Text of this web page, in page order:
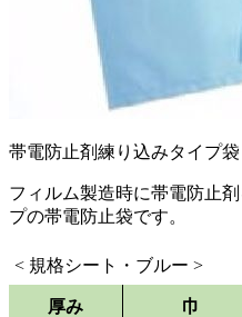
帯電防止剤練り込みタイプ袋
フィルム製造時に帯電防止
プの帯電防止袋です。
< 規格シート・ブルー >
厚み 巾